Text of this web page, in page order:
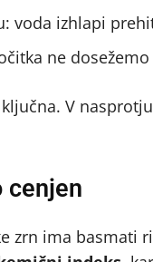
voda izhlapi
ne
V
cenjen
zrn ima basmati